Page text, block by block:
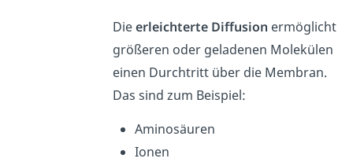
Dieerleichterte Diffusion ermöglicht
größeren oder geladenen Molekülen
einen Durchtritt über die Membran.
Das sind zum Beispiel:
Aminosäuren
Ionen